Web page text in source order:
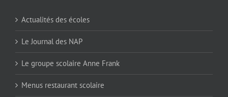
Actualités des écoles
Le Journal des NAP
Le groupe scolaire Anne Frank
Menus restaurant scolaire